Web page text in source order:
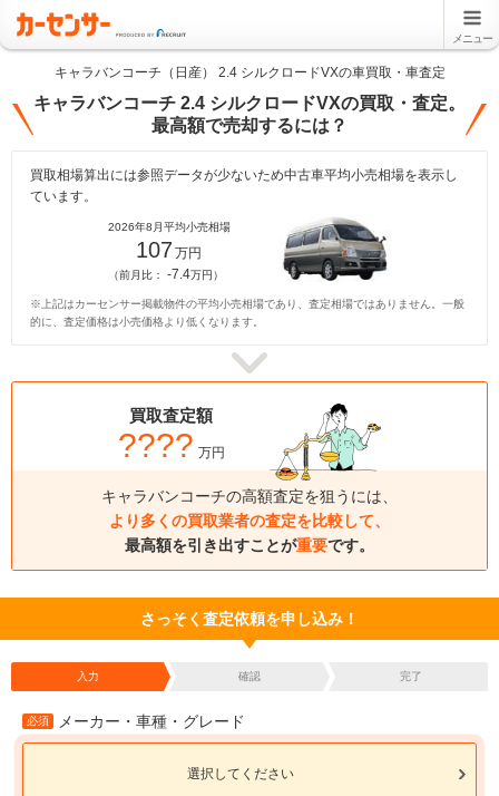
メニュー
キャラバンコーチ（日産） 2.4 シルクロードVXの車買取・車査定
キャラバンコーチ 2.4 シルクロードVXの買取・査定。
最高額で売却するには？
買取相場算出には参照データが少ないため中古車平均小売相場を表示し
ています。
2026年8月平均小売相場
107万円
（前月比： -7.4万円）
※上記はカーセンサー掲載物件の平均小売相場であり、査定相場ではありません。一般
的に、査定価格は小売価格より低くなります。
買取査定額
???? 万円
キャラバンコーチの高額査定を狙うには、
より多くの買取業者の査定を比較して、
最高額を引き出すことが重要です。
さっそく査定依頼を申し込み！
入力 確認 完了
必須 メーカー・車種・グレード
選択してください